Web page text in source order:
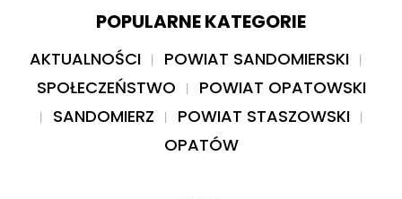
POPULARNE KATEGORIE
AKTUALNOŚCI
POWIAT SANDOMIERSKI
SPOŁECZEŃSTWO
POWIAT OPATOWSKI
SANDOMIERZ
POWIAT STASZOWSKI
OPATÓW